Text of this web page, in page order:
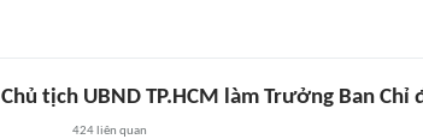
Chủ tịch UBND TP.HCM làm Trưởng Ban
424liên quan